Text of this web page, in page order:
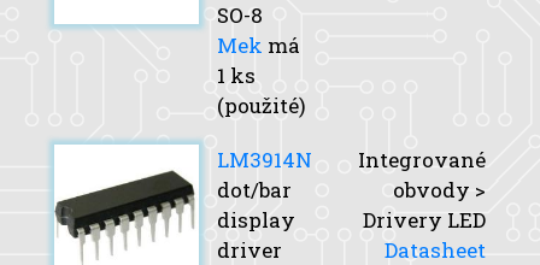
SO-8
Mek má
1 ks
(použité)
LM3914N
dot/bar
display
driver
Integrované
obvody >
Drivery LED
Datasheet